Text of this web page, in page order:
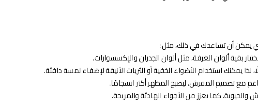
يمكن أن تساعدك في ذلك، مثل:
بقية ألوان الغرفة، مثل ألوان الجدران والإكسسوارات.
يمكنك استخدام الأضواء الخفية أو الثريات الأنيقة لإضفاء لمسة دافئة.
مع تصميم المفرش، ليصبح المظهر أكثر انسجامًا.
كما يعزز من الأجواء الهادئة والمريحة.